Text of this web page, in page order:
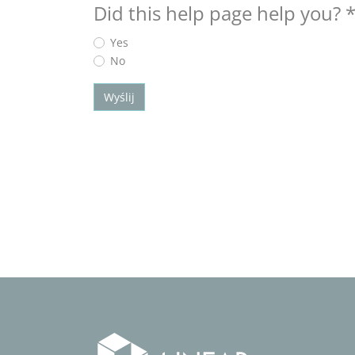
Did this help page help you? *
Yes
No
Wyślij